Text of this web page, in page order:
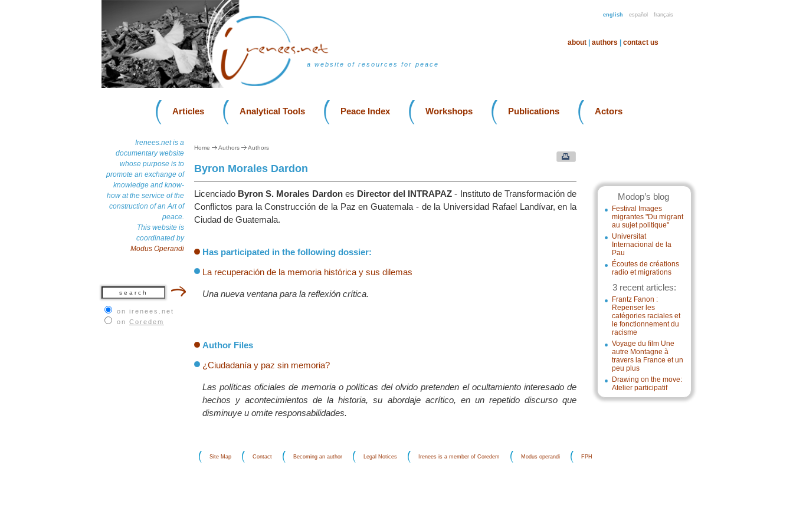
english español français
a website of resources for peace
about authors contact us
Articles Analytical Tools Peace Index Workshops Publications Actors
Irenees.net is a
documentary website
whose purpose is to
promote an exchange of
knowledge and know-
how at the service of the
construction of an Art of
peace.
This website is
coordinated by
Modus Operandi
on irenees.net
on Coredem
Modop’s blog
Festival Images
migrantes "Du migrant
au sujet politique"
Universitat
Internacional de la
Pau
Écoutes de créations
radio et migrations
3 recent articles:
Frantz Fanon :
Repenser les
catégories raciales et
le fonctionnement du
racisme
Voyage du film Une
autre Montagne à
travers la France et un
peu plus
Drawing on the move:
Atelier participatif
Home Authors Authors
Byron Morales Dardon
Licenciado Byron S. Morales Dardones Director del INTRAPAZ - Instituto de Transformación de
Conflictos para la Construcción de la Paz en Guatemala - de la Universidad Rafael Landívar, en la
Ciudad de Guatemala.
Has participated in the following dossier:
La recuperación de la memoria histórica y sus dilemas
Una nueva ventana para la reflexión crítica.
Author Files
¿Ciudadanía y paz sin memoria?
Las políticas oficiales de memoria o políticas del olvido pretenden el ocultamiento interesado de
hechos y acontecimientos de la historia, su abordaje acrítico, en un repetido discurso que
disminuye u omite responsabilidades.
Site Map Contact Becoming an author Legal Notices Irenees is a member of Coredem Modus operandi FPH